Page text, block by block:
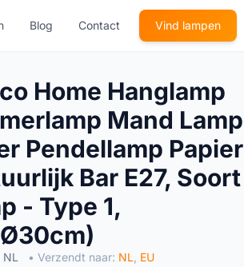
Blog Contact Vind lampen
Home Hanglamp
Mand Lamp
Pendellamp Papier
Bar E27, Soort
- Type 1,
• Verzendt naar: NL EU